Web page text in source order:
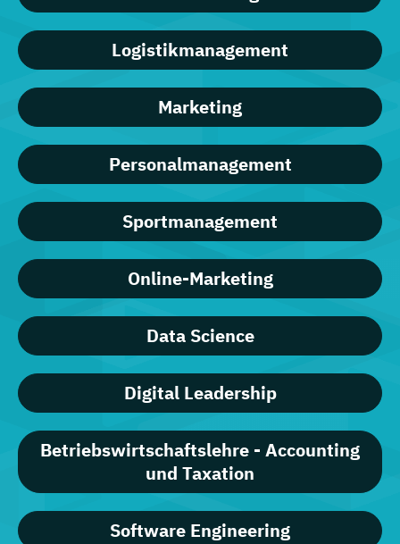
Logistikmanagement
Marketing
Personalmanagement
Sportmanagement
Online-Marketing
Data Science
Digital Leadership
Betriebswirtschaftslehre - Accounting
und Taxation
Software Engineering